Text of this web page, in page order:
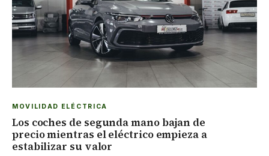
MOVILIDAD ELÉCTRICA
Los coches de segunda mano bajan de
precio mientras el eléctrico empieza a
estabilizar su valor